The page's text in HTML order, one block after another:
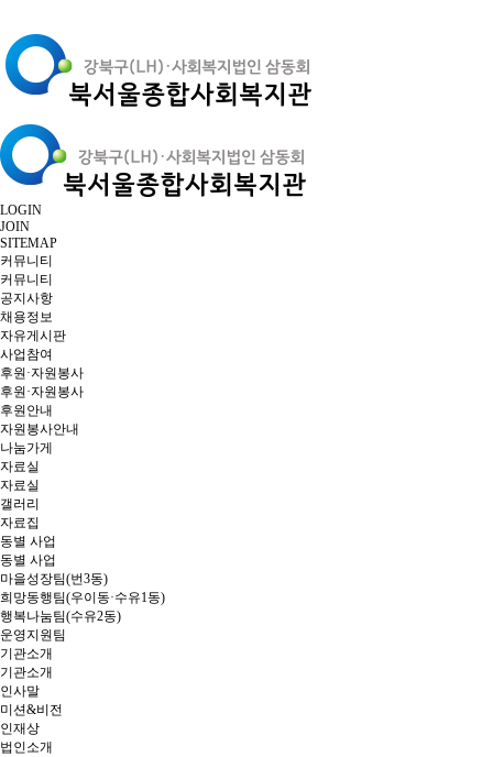
LOGIN
JOIN
SITEMAP
커뮤니티
커뮤니티
공지사항
채용정보
자유게시판
사업참여
후원·자원봉사
후원·자원봉사
후원안내
자원봉사안내
나눔가게
자료실
자료실
갤러리
자료집
동별 사업
동별 사업
마을성장팀(번3동)
희망동행팀(우이동·수유1동)
행복나눔팀(수유2동)
운영지원팀
기관소개
기관소개
인사말
미션&비전
인재상
법인소개